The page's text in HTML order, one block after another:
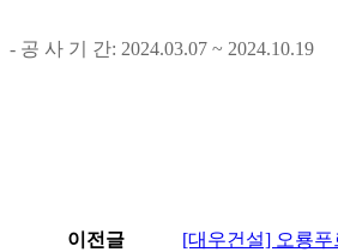
- 공 사 기 간: 2024.03.07 ~ 2024.10.19
이전글
[대우건설] 오룡